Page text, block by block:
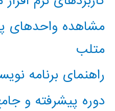
مشاهده واحدهای
متلب
راهنمای برنامه
دوره پیشرفته و